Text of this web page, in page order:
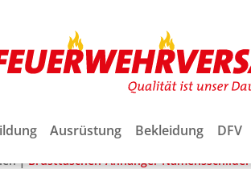
Ausrüstung Bekleidung DFV
|Brusttaschen-Anhänger Namensschilder